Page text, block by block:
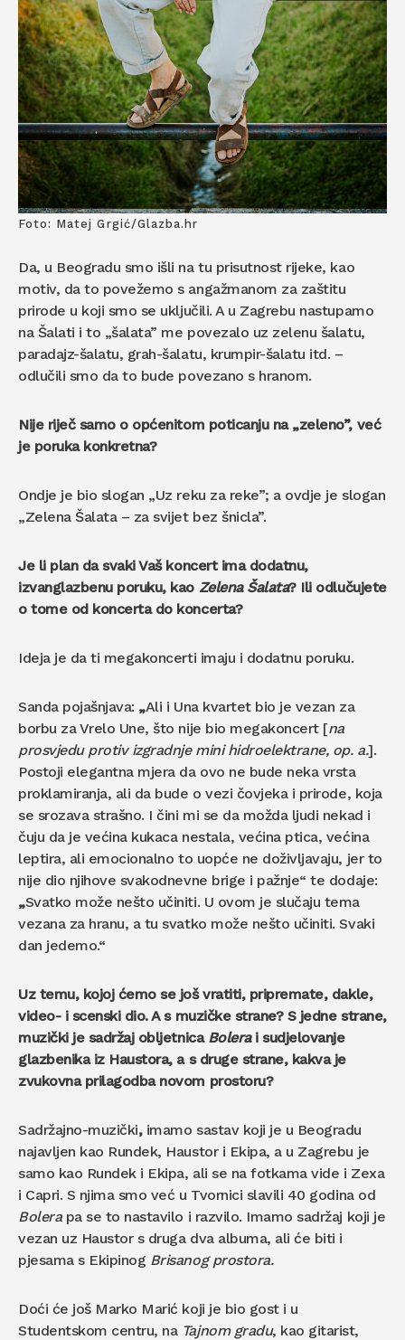
Foto: Matej Grgić/Glazba.hr
Da, u Beogradu smo išli na tu prisutnost rijeke, kao
motiv, da to povežemo s angažmanom za zaštitu
prirode u koji smo se uključili. A u Zagrebu nastupamo
na Šalati i to „šalata” me povezalo uz zelenu šalatu,
paradajz-šalatu, grah-šalatu, krumpir-šalatu itd. –
odlučili smo da to bude povezano s hranom.
Nije riječ samo o općenitom poticanju na „zeleno”, već
je poruka konkretna?
Ondje je bio slogan „Uz reku za reke”; a ovdje je slogan
„Zelena Šalata – za svijet bez šnicla”.
Je li plan da svaki Vaš koncert ima dodatnu,
izvanglazbenu poruku, kao Zelena Šalata? Ili odlučujete
o tome od koncerta do koncerta?
Ideja je da ti megakoncerti imaju i dodatnu poruku.
Sanda pojašnjava: „Ali i Una kvartet bio je vezan za
borbu za Vrelo Une, što nije bio megakoncert [na
prosvjedu protiv izgradnje mini hidroelektrane, op. a.].
Postoji elegantna mjera da ovo ne bude neka vrsta
proklamiranja, ali da bude o vezi čovjeka i prirode, koja
se srozava strašno. I čini mi se da možda ljudi nekad i
čuju da je većina kukaca nestala, većina ptica, većina
leptira, ali emocionalno to uopće ne doživljavaju, jer to
nije dio njihove svakodnevne brige i pažnje“ te dodaje:
„Svatko može nešto učiniti. U ovom je slučaju tema
vezana za hranu, a tu svatko može nešto učiniti. Svaki
dan jedemo.“
Uz temu, kojoj ćemo se još vratiti, pripremate, dakle,
video- i scenski dio. A s muzičke strane? S jedne strane,
muzički je sadržaj obljetnica Bolerai sudjelovanje
glazbenika iz Haustora, a s druge strane, kakva je
zvukovna prilagodba novom prostoru?
Sadržajno-muzički, imamo sastav koji je u Beogradu
najavljen kao Rundek, Haustor i Ekipa, a u Zagrebu je
samo kao Rundek i Ekipa, ali se na fotkama vide i Zexa
i Capri. S njima smo već u Tvornici slavili 40 godina od
Bolerapa se to nastavilo i razvilo. Imamo sadržaj koji je
vezan uz Haustor s druga dva albuma, ali će biti i
pjesama s Ekipinog Brisanog prostora.
Doći će još Marko Marić koji je bio gost i u
Studentskom centru, na Tajnom gradu, kao gitarist,